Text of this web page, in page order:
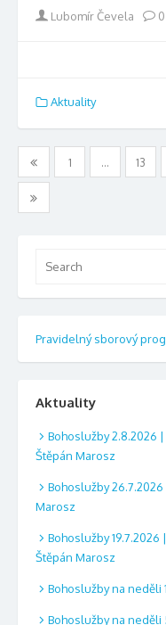
Author
Lubomír Čevela 0
Aktuality
Stránkování
příspěvků
1 … 13
Pravidelný sborový
Aktuality
Bohoslužby 2.8.2026
Štěpán Marosz
Bohoslužby
Marosz
Bohoslužby
Štěpán Marosz
Bohoslužby na neděli
Bohoslužby na neděli